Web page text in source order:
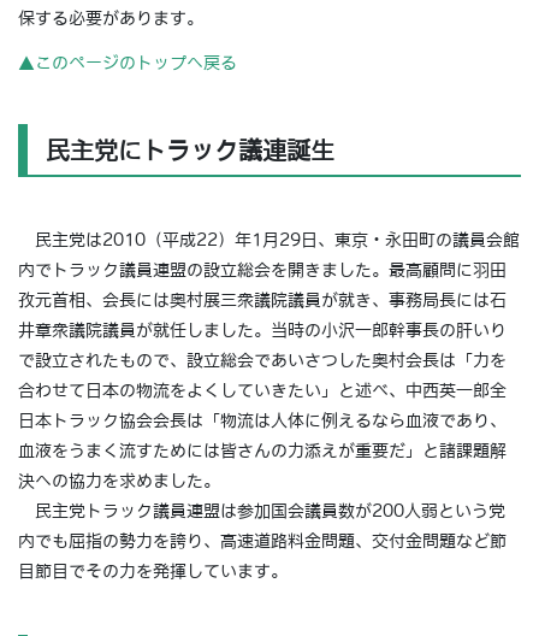
保する必要があります。
▲このページのトップへ戻る
民主党にトラック議連誕生
民主党は2010（平成22）年1月29日、東京・永田町の議員会館
内でトラック議員連盟の設立総会を開きました。最高顧問に羽田
孜元首相、会長には奥村展三衆議院議員が就き、事務局長には石
井章衆議院議員が就任しました。当時の小沢一郎幹事長の肝いり
で設立されたもので、設立総会であいさつした奥村会長は「力を
合わせて日本の物流をよくしていきたい」と述べ、中西英一郎全
日本トラック協会会長は「物流は人体に例えるなら血液であり、
血液をうまく流すためには皆さんの力添えが重要だ」と諸課題解
決への協力を求めました。
民主党トラック議員連盟は参加国会議員数が200人弱という党
内でも屈指の勢力を誇り、高速道路料金問題、交付金問題など節
目節目でその力を発揮しています。